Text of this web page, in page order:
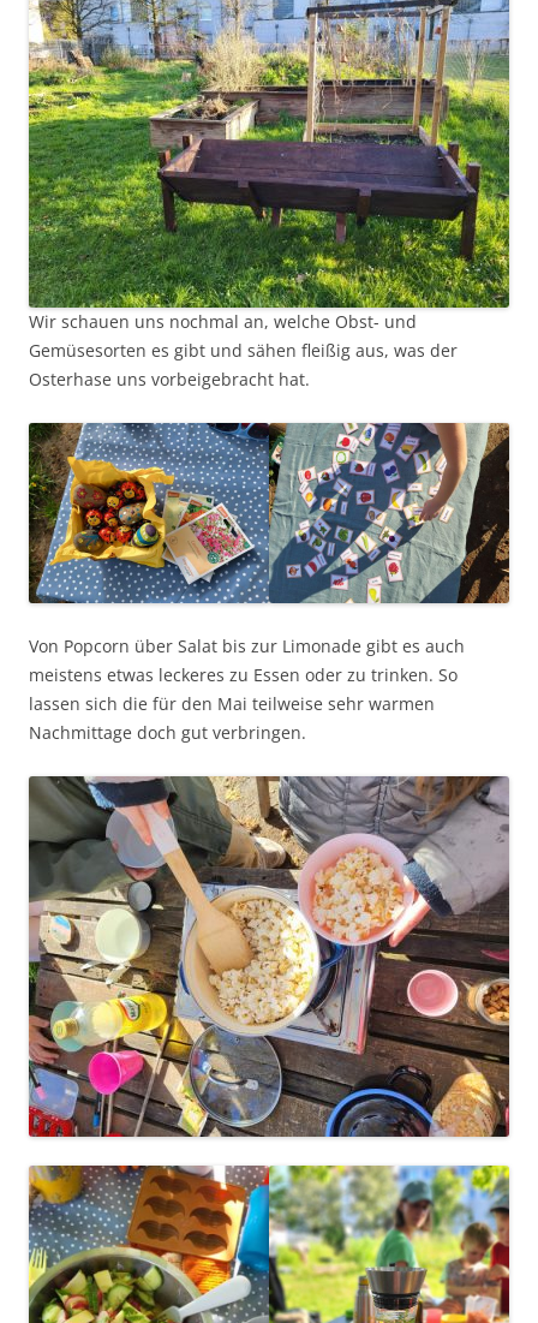
Wir schauen uns nochmal an, welche Obst- und
Gemüsesorten es gibt und sähen fleißig aus, was der
Osterhase uns vorbeigebracht hat.
Von Popcorn über Salat bis zur Limonade gibt es auch
meistens etwas leckeres zu Essen oder zu trinken. So
lassen sich die für den Mai teilweise sehr warmen
Nachmittage doch gut verbringen.